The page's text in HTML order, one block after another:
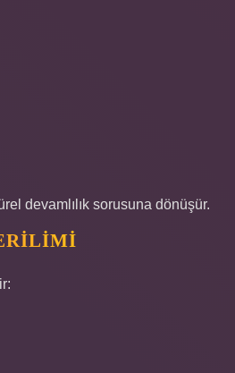
devamlılık sorusuna dönüşür.